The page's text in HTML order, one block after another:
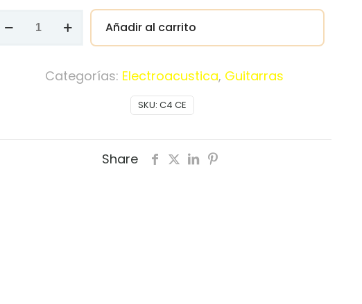
ELECTROACUSTICAAñadir al carrito
SKU: C4 CE
Categorías: Electroacustica, Guitarras
Share